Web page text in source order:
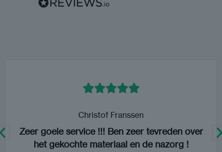
Maarten R
Zeer goeie service !!! Ben zeer tevreden over
het gekochte materiaal en de nazorg !